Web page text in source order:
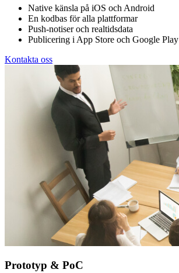
Native känsla på iOS och Android
En kodbas för alla plattformar
Push-notiser och realtidsdata
Publicering i App Store och Google Play
Kontakta oss
Prototyp & PoC